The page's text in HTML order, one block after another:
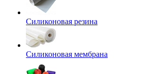
Силиконовая резина
Силиконовая мембрана